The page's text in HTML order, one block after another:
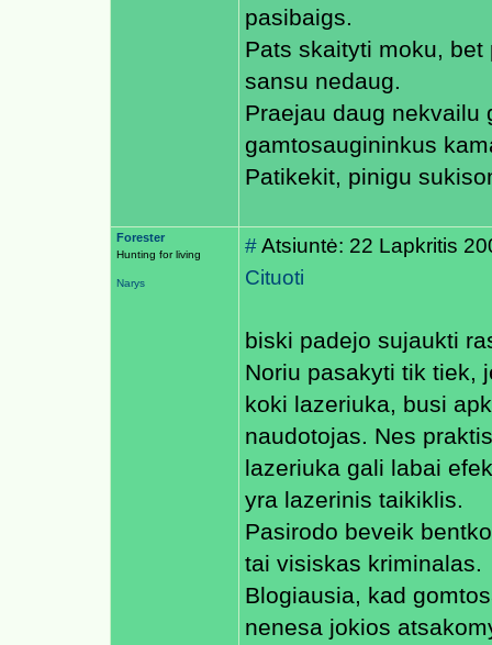
pasibaigs.
Pats skaityti moku,
sansu nedaug.
Praejau daug nekvailu
gamtosaugininkus
Patikekit, pinigu
Forester
Hunting for living
Narys
#Atsiuntė: 22 Lapkritis
Cituoti
biski padejo sujaukti
Noriu pasakyti tik tiek,
koki lazeriuka, busi
naudotojas. Nes
lazeriuka gali labai
yra lazerinis taikiklis.
Pasirodo beveik
tai visiskas kriminalas.
Blogiausia, kad
nenesa jokios